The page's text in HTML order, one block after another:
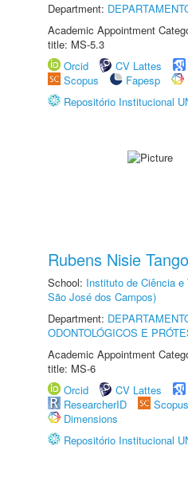
Department:
Academic Appointment
title: MS-5.3
Orcid
CV Lattes
Scopus
Fapesp
Repositório Institucional
Rubens Nisie Tango
School: Instituto de Ciência e
São José dos Campos)
Department:
ODONTOLÓGICOS E
Academic Appointment
title: MS-6
Orcid
CV Lattes
ResearcherID
Scopus
Dimensions
Repositório Institucional